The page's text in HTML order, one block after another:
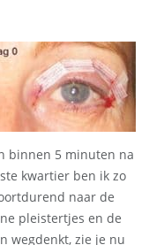
binnen 5 minuten na
kwartier ben ik zo
naar de
pleistertjes en de
wegdenkt, zie je nu